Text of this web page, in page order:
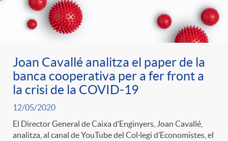
Joan Cavallé analitza el paper de la
banca cooperativa per a fer front a
la crisi de la COVID-19
12/05/2020
El Director General de Caixa d’Enginyers, Joan Cavallé,
analitza, al canal de YouTube del Col·legi d’Economistes, el